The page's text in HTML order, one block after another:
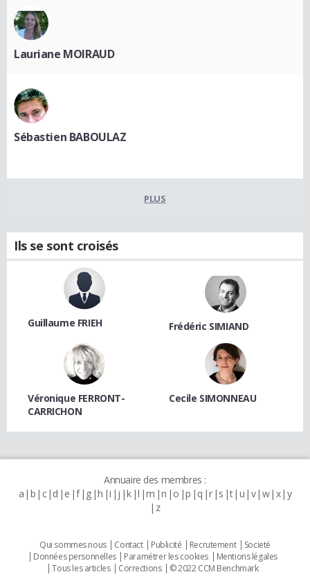
Lauriane MOIRAUD
Sébastien BABOULAZ
PLUS
Ils se sont croisés
Guillaume FRIEH Frédéric SIMIAND
Véronique FERRONT-
CARRICHON
Cecile SIMONNEAU
Annuaire des membres :
a b c d e f g h i j k l m n o p q r s t u v w x y
z
Qui sommes nous Contact Publicité Recrutement
Societé
Données personnelles
Paramétrer les cookies
Mentions légales
Tous les articles
Corrections © 2022 CCM Benchmark